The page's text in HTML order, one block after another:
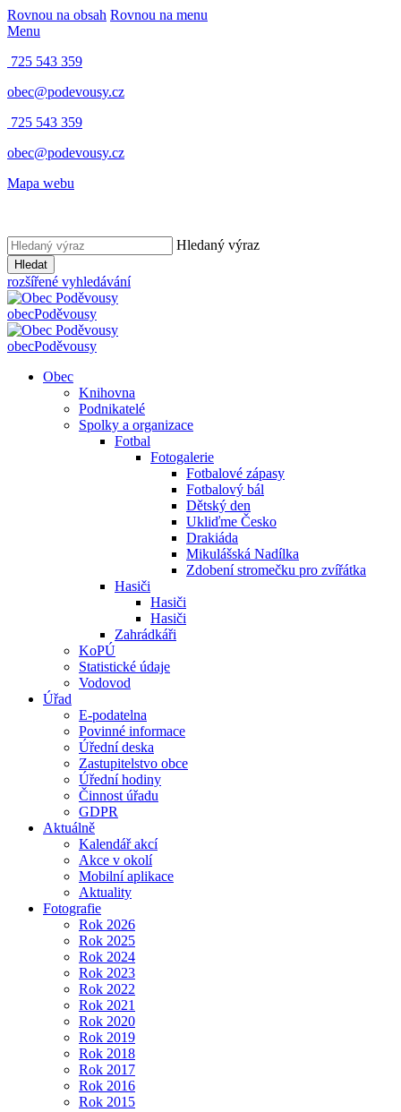
Rovnou na obsah Rovnou na menu
Menu
725 543 359
obec@podevousy.cz
725 543 359
obec@podevousy.cz
Mapa webu
Hledaný výraz
Hledat
rozšířené vyhledávání
obecPoděvousy
obecPoděvousy
Obec
Knihovna
Podnikatelé
Spolky a organizace
Fotbal
Fotogalerie
Fotbalové zápasy
Fotbalový bál
Dětský den
Ukliďme Česko
Drakiáda
Mikulášská Nadílka
Zdobení stromečku pro zvířátka
Hasiči
Hasiči
Hasiči
Zahrádkáři
KoPÚ
Statistické údaje
Vodovod
Úřad
E-podatelna
Povinné informace
Úřední deska
Zastupitelstvo obce
Úřední hodiny
Činnost úřadu
GDPR
Aktuálně
Kalendář akcí
Akce v okolí
Mobilní aplikace
Aktuality
Fotografie
Rok 2026
Rok 2025
Rok 2024
Rok 2023
Rok 2022
Rok 2021
Rok 2020
Rok 2019
Rok 2018
Rok 2017
Rok 2016
Rok 2015